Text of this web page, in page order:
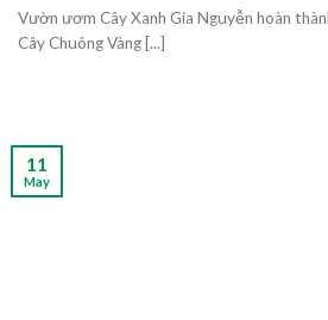
Vườn ươm Cây Xanh Gia Nguyễn hoàn
Cây Chuông Vàng [...]
11
May